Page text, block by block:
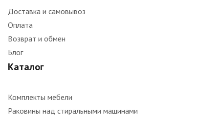
Доставка и самовывоз
Оплата
Возврат и обмен
Блог
Каталог
Комплекты мебели
Раковины над стиральными машинами